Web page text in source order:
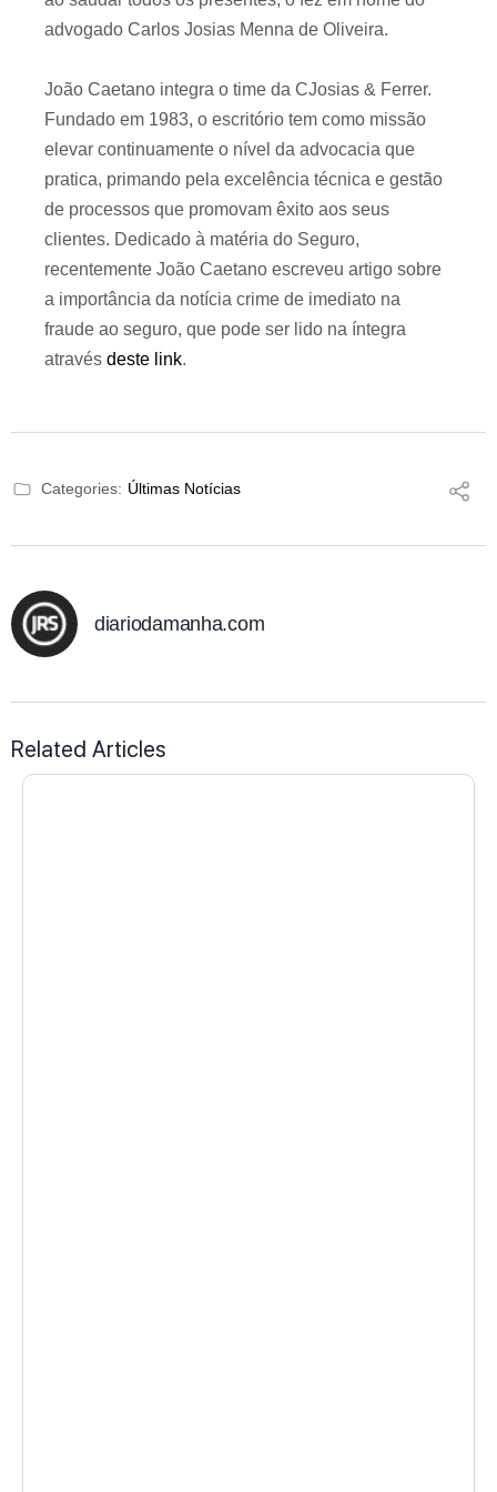
advogado Carlos Josias Menna de Oliveira.
João Caetano integra o time da CJosias & Ferrer.
Fundado em 1983, o escritório tem como missão
elevar continuamente o nível da advocacia que
pratica, primando pela excelência técnica e gestão
de processos que promovam êxito aos seus
clientes. Dedicado à matéria do Seguro,
recentemente João Caetano escreveu artigo sobre
a importância da notícia crime de imediato na
fraude ao seguro, que pode ser lido na íntegra
através deste link.
Categories: Últimas Notícias
diariodamanha.com
Related Articles